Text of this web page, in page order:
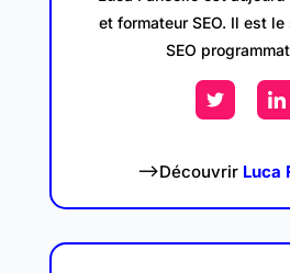
et formateur SEO. Il est
SEO
–>Découvrir Luca